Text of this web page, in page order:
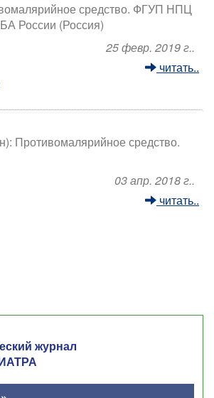
средство. ФГУП НПЦ
России (Россия)
25 февр. 2019 г..
читать..
Противомалярийное средство.
03 апр. 2018 г..
читать..
журнал